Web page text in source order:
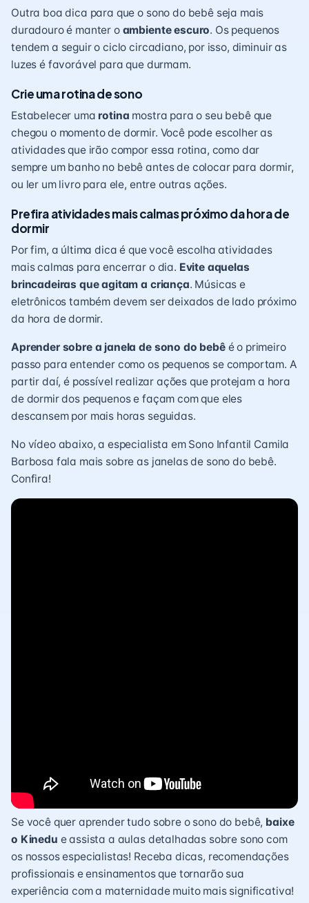
Outra boa dica para que o sono do bebê seja mais
duradouro é manter o ambiente escuro. Os pequenos
tendem a seguir o ciclo circadiano, por isso, diminuir as
luzes é favorável para que durmam.
Crie uma rotina de sono
Estabelecer uma rotina mostra para o seu bebê que
chegou o momento de dormir. Você pode escolher as
atividades que irão compor essa rotina, como dar
sempre um banho no bebê antes de colocar para dormir,
ou ler um livro para ele, entre outras ações.
Prefira atividades mais calmas próximo da hora de
dormir
Por fim, a última dica é que você escolha atividades
mais calmas para encerrar o dia. Evite aquelas
brincadeiras que agitam a criança. Músicas e
eletrônicos também devem ser deixados de lado próximo
da hora de dormir.
Aprender sobre a janela de sono do bebê é o primeiro
passo para entender como os pequenos se comportam. A
partir daí, é possível realizar ações que protejam a hora
de dormir dos pequenos e façam com que eles
descansem por mais horas seguidas.
No vídeo abaixo, a especialista em Sono Infantil Camila
Barbosa fala mais sobre as janelas de sono do bebê.
Confira!
Se você quer aprender tudo sobre o sono do bebê, baixe
o Kinedu e assista a aulas detalhadas sobre sono com
os nossos especialistas! Receba dicas, recomendações
profissionais e ensinamentos que tornarão sua
experiência com a maternidade muito mais significativa!